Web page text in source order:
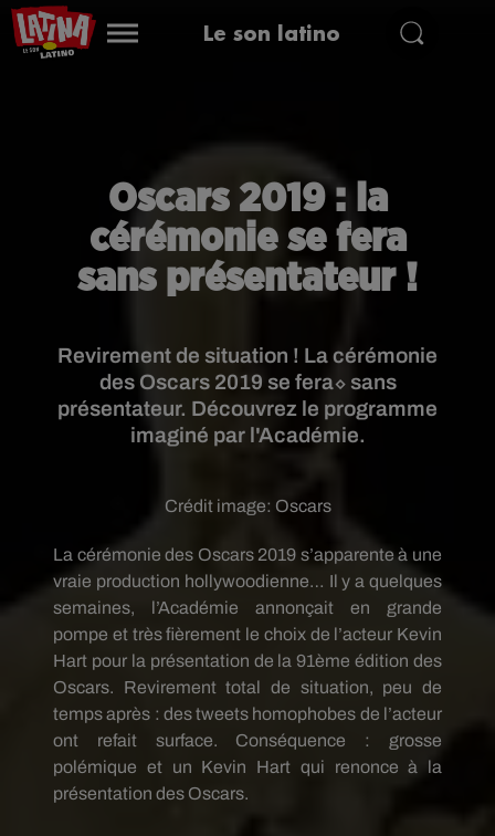
Le son latino
Oscars 2019 : la
cérémonie se fera
sans présentateur !
Revirement de situation ! La cérémonie
des Oscars 2019 se fera⬦ sans
présentateur. Découvrez le programme
imaginé par l'Académie.
Crédit image: Oscars
La cérémonie des Oscars 2019 s’apparente à une
vraie production hollywoodienne… Il y a quelques
semaines, l’Académie annonçait en
grande
pompe et très fièrement le choix de l’acteur Kevin
Hart pour la présentation de la 91ème édition des
Oscars.
Revirement total de situation, peu de
temps après : des tweets homophobes de l’acteur
ont refait surface.
Conséquence :
grosse
polémique et un Kevin Hart qui renonce à la
présentation des Oscars.